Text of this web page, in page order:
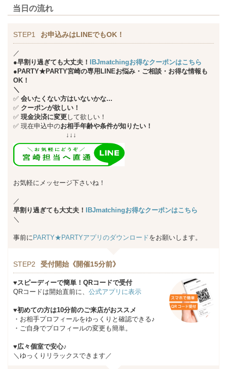
当日の流れ
STEP1 お申込みはLINEでもOK！
／
●早割り過ぎても大丈夫！ IBJmatchingお得なクーポンはこちら
●PARTY★PARTY宮崎の専用LINEお悩み・ご相談・お得な情報も
OK！
＼
✅ 会いたくない方はいないかな...
✅ クーポンが欲しい！
✅ 現金決済に変更して欲しい！
✅ 現在申込中のお相手年齢や条件が知りたい！
↓↓↓
お気軽にメッセージ下さいね！
／
早割り過ぎても大丈夫！ IBJmatchingお得なクーポンはこちら
＼
事前に PARTY★PARTYアプリのダウンロードをお願いします。
STEP2 受付開始《開催15分前》
♥スピーディーで簡単！QRコードで受付
QRコードは開始直前に、 公式アプリに表示
♥初めての方は10分前のご来店がおススメ
・お相手プロフィールをゆっくりと確認できる♪
・ご自身でプロフィールの変更も簡単。
♥広々個室で安心♪
＼ゆっくりリラックスできます／